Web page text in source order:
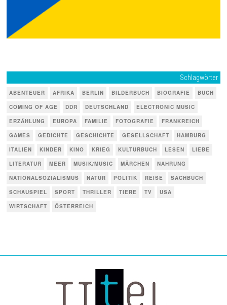
Schlagwörter
ABENTEUER AFRIKA BERLIN BILDERBUCH BIOGRAFIE
BUCH
COMING OF AGE
DDR DEUTSCHLAND
ELECTRONIC MUSIC
ERZÄHLUNG
EUROPA FAMILIE FOTOGRAFIE
FRANKREICH
GAMES
GEDICHTE GESCHICHTE GESELLSCHAFT
HAMBURG
ITALIEN
KINDER KINO KRIEG KULTURBUCH LESEN
LIEBE
LITERATUR
MEER MUSIK/MUSIC MÄRCHEN
NAHRUNG
NATIONALSOZIALISMUS
NATUR POLITIK REISE
SACHBUCH
SCHAUSPIEL
SPORT THRILLER TIERE TV
USA
WIRTSCHAFT
ÖSTERREICH